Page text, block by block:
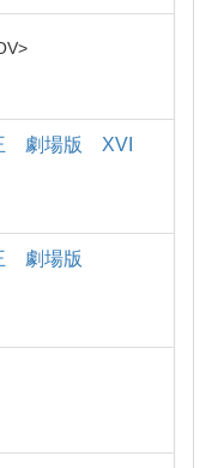
劇場版 XVI
劇場版